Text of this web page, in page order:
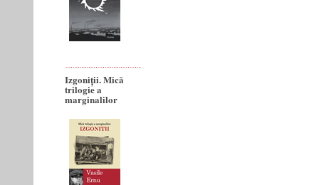
Izgoniții. Mică
trilogie a
marginalilor